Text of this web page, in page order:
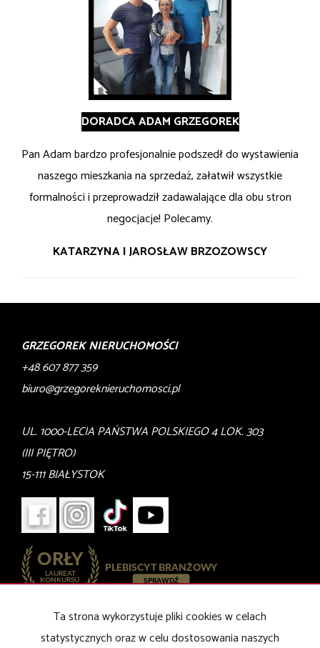
DORADCA ADAM GRZEGOREK
Pan Adam bardzo profesjonalnie podszedł do wystawienia
naszego mieszkania na sprzedaż, załatwił wszystkie
formalności i przeprowadził zadawalające dla obu stron
negocjacje! Polecamy.
KATARZYNA I JAROSŁAW BRZOZOWSCY
GRZEGOREK NIERUCHOMOŚCI
+48 607 877 359
biuro@grzegoreknieruchomosci.pl
UL. 1000-LECIA PAŃSTWA POLSKIEGO 4 LOK. 303
(III PIĘTRO)
15-111 BIAŁYSTOK
Mieszkaniana wynajem
Domyna wynajem
Ta strona wykorzystuje pliki cookies w celach
statystycznych oraz w celu dostosowania naszych